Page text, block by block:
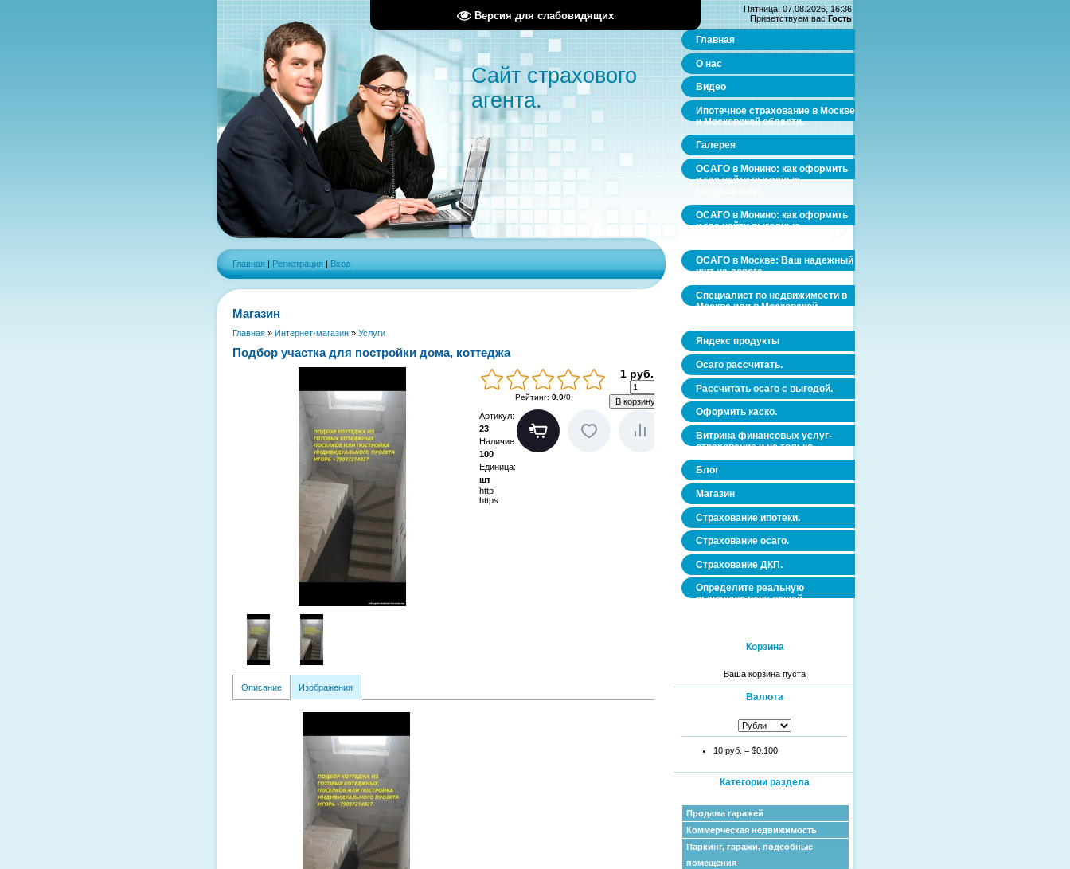
Версия для слабовидящих
Сайт страхового
агента.
Главная | Регистрация | Вход
Магазин
Главная » Интернет-магазин » Услуги
Подбор участка для постройки дома, коттеджа
Рейтинг: 0.0/0
1 руб.
Артикул:
23
Наличие:
100
Единица:
шт
http
https
Описание Изображения
Пятница, 07.08.2026, 16:36
Приветствуем вас Гость
Главная
О нас
Видео
Ипотечное страхование в Москве
и Московской области.
Галерея
ОСАГО в Монино: как оформить
и где найти выгодные
ОСАГО в Монино: как оформить
и где найти выгодные
ОСАГО в Москве: Ваш надежный
щит на дороге
Специалист по недвижимости в
Москве или в Московской
Яндекс продукты
Осаго рассчитать.
Рассчитать осаго с выгодой.
Оформить каско.
Витрина финансовых услуг-
страхование и не только.
Блог
Магазин
Страхование ипотеки.
Страхование осаго.
Страхование ДКП.
Определите реальную
рыночную цену вашей
Корзина
Ваша корзина пуста
Валюта
10 руб. = $0.100
Категории раздела
Продажа гаражей
Коммерческая недвижимость
Паркинг, гаражи, подсобные
помещения